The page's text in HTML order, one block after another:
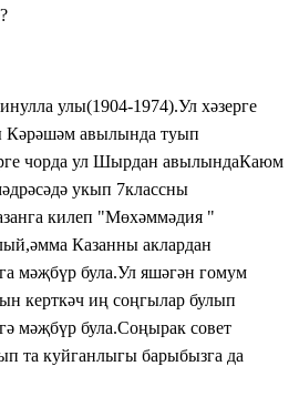
улы(1904-1974).Ул хәзерге
Кәрәшәм авылында туып
чорда ул Шырдан авылындаКаюм
укып 7классны
килеп "Мөхәммәдия "
Казанны аклардан
мәҗбүр була.Ул яшәгән гомум
керткәч иң соңгылар булып
мәҗбүр була.Соңырак совет
та куйганлыгы барыбызга да